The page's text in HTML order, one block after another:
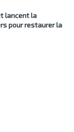
lancent la
pour restaurer la